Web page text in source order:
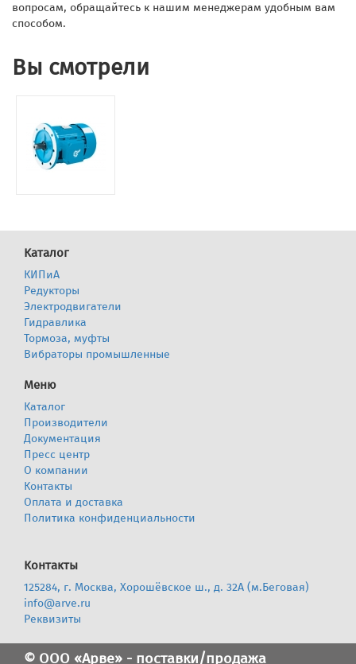
вопросам, обращайтесь к нашим менеджерам удобным вам
способом.
Вы смотрели
Каталог
КИПиА
Редукторы
Электродвигатели
Гидравлика
Тормоза, муфты
Вибраторы промышленные
Меню
Каталог
Производители
Документация
Пресс центр
О компании
Контакты
Оплата и доставка
Политика конфиденциальности
Контакты
125284, г. Москва, Хорошёвское ш., д. 32А (м.Беговая)
info@arve.ru
Реквизиты
© ООО «Арве» - поставки/продажа